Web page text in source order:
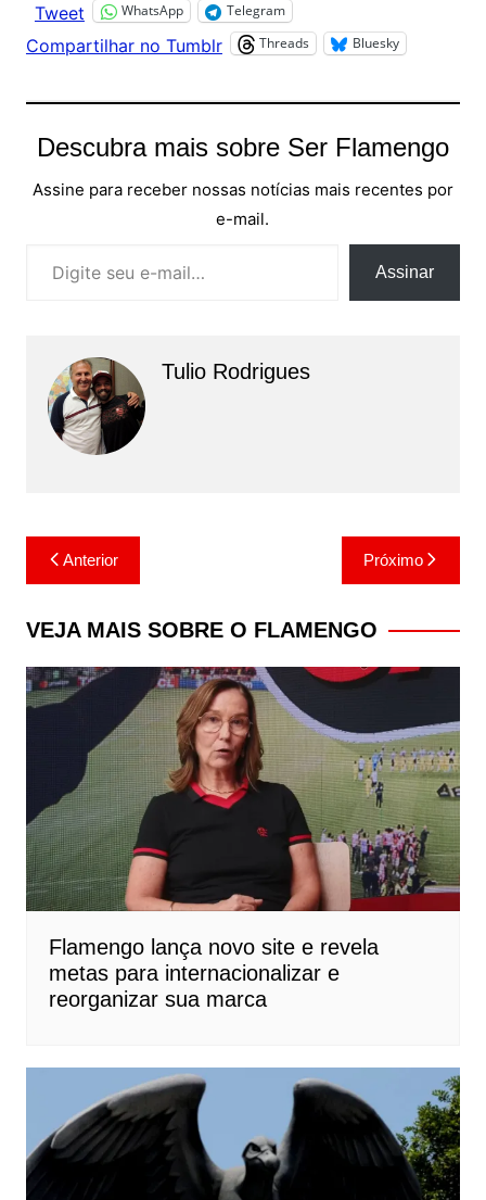
Tweet WhatsApp Telegram
Compartilhar no Tumblr Threads Bluesky
Descubra mais sobre Ser Flamengo
Assine para receber nossas notícias mais recentes por
e-mail.
Assinar
Tulio Rodrigues
Navegação
de
Post
Anterior Próximo
VEJA MAIS SOBRE O FLAMENGO
Flamengo lança novo site e revela
metas para internacionalizar e
reorganizar sua marca